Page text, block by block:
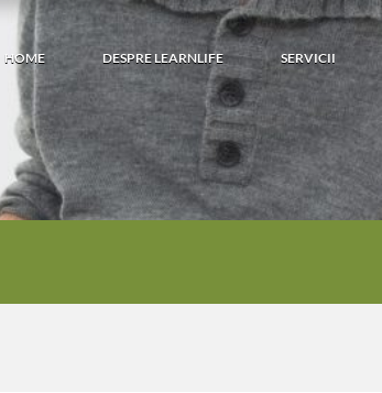
HOME DESPRE LEARNLIFE SERVICII